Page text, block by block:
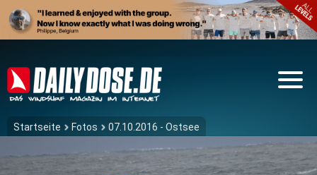
Startseite Fotos 07.10.2016 - Ostsee